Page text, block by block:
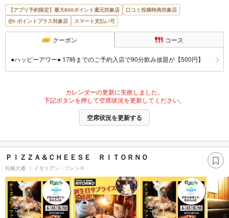
【アプリ予約限定】最大800ポイント還元対象店
口コミ投稿特典対象店
ポイントプラス対象店
スマート支払い可
クーポン コース
●ハッピーアワー● 17時までのご予約入店で90分飲み放題が【500円】
カレンダーの更新に失敗しました。
下記ボタンを押して空席状況を更新してください。
空席状況を更新する
ＰＩＺＺＡ＆ＣＨＥＥＳＥ ＲＩＴＯＲＮＯ
札幌大通 イタリアン・フレンチ